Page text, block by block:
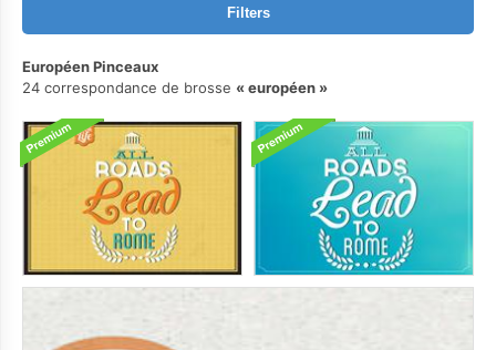
Filters
Européen Pinceaux
24 correspondance de brosse
européen